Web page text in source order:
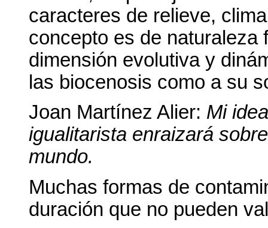
caracteres de relieve,
concepto es de naturaleza
dimensión evolutiva y
las biocenosis como a su
Joan Martínez Alier: Mi
igualitarista enraizará
mundo.
Muchas formas de
duración que no pueden